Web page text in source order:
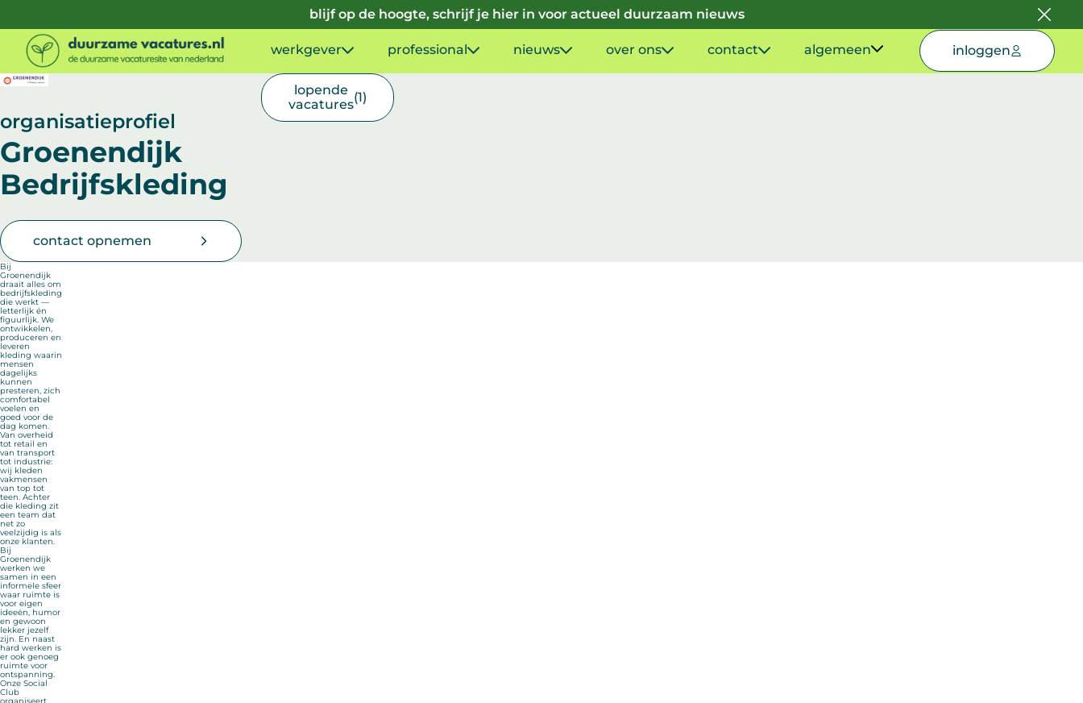
blijf op de hoogte, schrijf je hier in voor actueel duurzaam nieuws
werkgever professional nieuws over ons contact algemeen inloggen
organisatieprofiel
Groenendijk
Bedrijfskleding
contact opnemen
lopende
vacatures(1)
Bij
Groenendijk
draait alles om
bedrijfskleding
die werkt —
letterlijk én
figuurlijk. We
ontwikkelen,
produceren en
leveren
kleding waarin
mensen
dagelijks
kunnen
presteren, zich
comfortabel
voelen en
goed voor de
dag komen.
Van overheid
tot retail en
van transport
tot industrie:
wij kleden
vakmensen
van top tot
teen. Achter
die kleding zit
een team dat
net zo
veelzijdig is als
onze klanten.
Bij
Groenendijk
werken we
samen in een
informele sfeer
waar ruimte is
voor eigen
ideeën, humor
en gewoon
lekker jezelf
zijn. En naast
hard werken is
er ook genoeg
ruimte voor
ontspanning.
Onze Social
Club